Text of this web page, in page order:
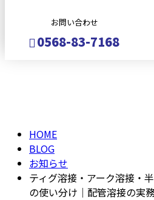
お問い合わせ
0568-83-7168
HOME
BLOG
お知らせ
ティグ溶接・アーク溶接・
の使い分け｜配管溶接の実